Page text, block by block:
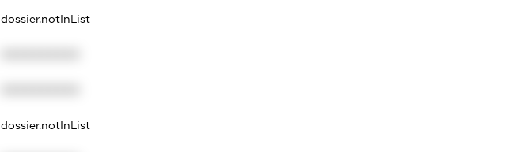
dossier.notInList
dossier.notInList